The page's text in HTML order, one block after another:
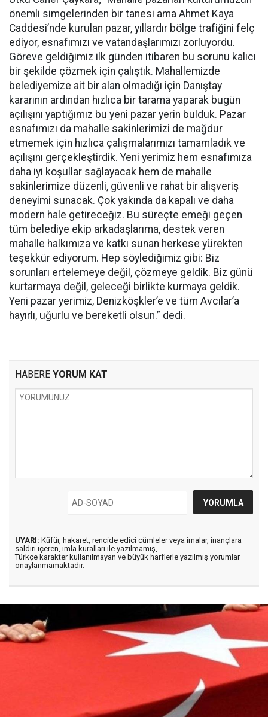
önemli simgelerinden bir tanesi ama Ahmet Kaya
Caddesi’nde kurulan pazar, yıllardır bölge trafiğini felç
ediyor, esnafımızı ve vatandaşlarımızı zorluyordu.
Göreve geldiğimiz ilk günden itibaren bu sorunu kalıcı
bir şekilde çözmek için çalıştık. Mahallemizde
belediyemize ait bir alan olmadığı için Danıştay
kararının ardından hızlıca bir tarama yaparak bugün
açılışını yaptığımız bu yeni pazar yerin bulduk. Pazar
esnafımızı da mahalle sakinlerimizi de mağdur
etmemek için hızlıca çalışmalarımızı tamamladık ve
açılışını gerçekleştirdik. Yeni yerimiz hem esnafımıza
daha iyi koşullar sağlayacak hem de mahalle
sakinlerimize düzenli, güvenli ve rahat bir alışveriş
deneyimi sunacak. Çok yakında da kapalı ve daha
modern hale getireceğiz. Bu süreçte emeği geçen
tüm belediye ekip arkadaşlarıma, destek veren
mahalle halkımıza ve katkı sunan herkese yürekten
teşekkür ediyorum. Hep söylediğimiz gibi: Biz
sorunları ertelemeye değil, çözmeye geldik. Biz günü
kurtarmaya değil, geleceği birlikte kurmaya geldik.
Yeni pazar yerimiz, Denizköşkler’e ve tüm Avcılar’a
hayırlı, uğurlu ve bereketli olsun.” dedi.
HABERE YORUM KAT
UYARI: Küfür, hakaret, rencide edici cümleler veya imalar, inançlara
saldırı içeren, imla kuralları ile yazılmamış,
Türkçe karakter kullanılmayan ve büyük harflerle yazılmış yorumlar
onaylanmamaktadır.